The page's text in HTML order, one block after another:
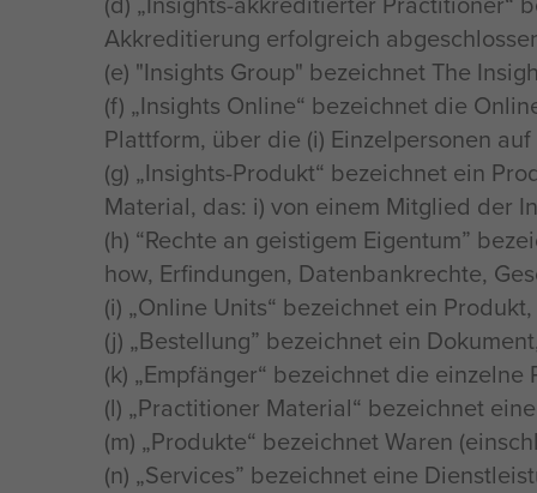
Akkreditierung erfolgreich
(e) "Insights Group" bezeichnet The
(f) „Insights Online“ bezeichnet die
Plattform, über die (i) Einzelpersonen
(g) „Insights-Produkt“ bezeichnet ein
Material, das: i) von einem Mitglied der
(h) “Rechte an geistigem Eigentum”
how, Erfindungen, Datenbankrechte,
(i) „Online Units“ bezeichnet ein
(j) „Bestellung” bezeichnet ein
(k) „Empfänger“ bezeichnet die
(l) „Practitioner Material“ bezeichnet
(m) „Produkte“ bezeichnet Waren
(n) „Services” bezeichnet eine